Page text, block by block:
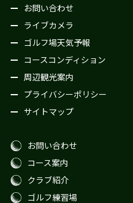
お問い合わせ
ライブカメラ
ゴルフ場天気予報
コースコンディション
周辺観光案内
プライバシーポリシー
サイトマップ
お問い合わせ
コース案内
クラブ紹介
ゴルフ練習場